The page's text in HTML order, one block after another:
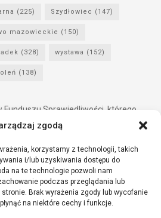
zgodą
korzystamy z technologii, takich
i/lub uzyskiwania dostępu do
na te technologie pozwoli nam
podczas przeglądania lub
Brak wyrażenia zgody lub wycofanie
na niektóre cechy i funkcje.
(225) Szydłowiec (147)
mazowieckie (150)
(328) wystawa (152)
(138)
Sprawiedliwości, którego
Sprawiedliwości.